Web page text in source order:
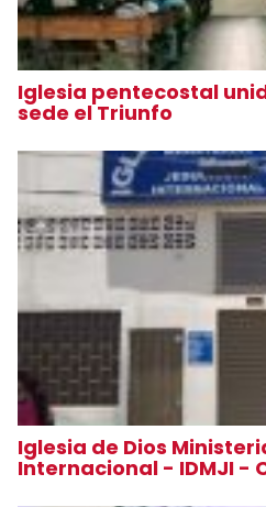
Iglesia pentecostal
sede el Triunfo
Iglesia de Dios
Internacional - IDMJI -